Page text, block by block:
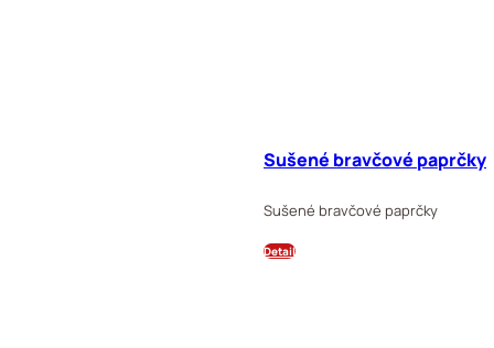
Sušené bravčové paprčky
Sušené bravčové paprčky
Detail